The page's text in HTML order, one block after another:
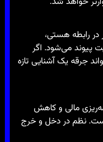
در رابطه هستی،
می‌شود. اگر
جرقه یک آشنایی تازه
مالی و کاهش
نظم در دخل و خرج